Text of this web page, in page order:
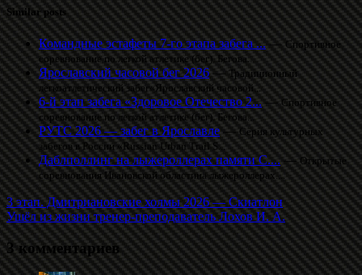
Similar posts
Командные эстафеты 7-го этапа забега ...—Спортивное
соревнование по легкой атлетике (бег). Бегова...
Ярославский часовой бег 2026—Традиционный
легкоатлетический забег«Ярославский часовой...
6-й этап забега «Здоровое Отечество 2...—Спортивное
соревнование по легкой атлетике (бег). Бегова...
РУТС 2026 — забег в Ярославле—Серия культурных
забегов в России «Russian Urban Trail S...
Даблполлинг на лыжероллерах памяти С....—Открытые
соревнования Ивановской областина лыжероллерах....
3 этап. Дмитриановские холмы 2026 — Скиатлон
Ушёл из жизни тренер-преподаватель Лохов И. А.
3 комментариев